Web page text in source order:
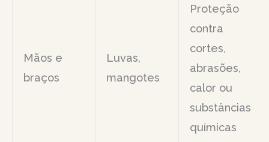
Mãos e
braços
Luvas,
mangotes
Proteção
contra
cortes,
abrasões,
calor ou
substâncias
químicas